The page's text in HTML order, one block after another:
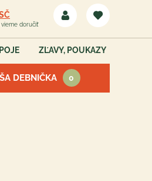
vieme doručiť
ZĽAVY, POUKAZY
DEBNIČKA 0